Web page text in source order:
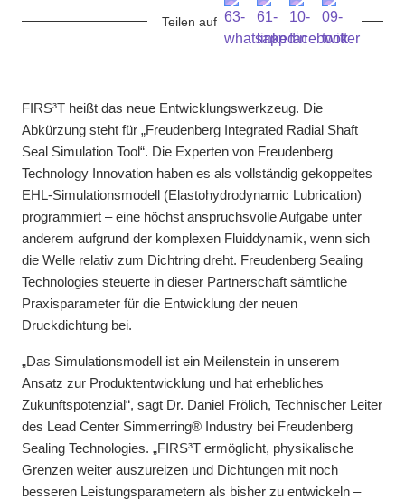
Teilen auf
FIRS³T heißt das neue Entwicklungswerkzeug. Die
Abkürzung steht für „Freudenberg Integrated Radial Shaft
Seal Simulation Tool“. Die Experten von Freudenberg
Technology Innovation haben es als vollständig gekoppeltes
EHL-Simulationsmodell (Elastohydrodynamic Lubrication)
programmiert – eine höchst anspruchsvolle Aufgabe unter
anderem aufgrund der komplexen Fluiddynamik, wenn sich
die Welle relativ zum Dichtring dreht. Freudenberg Sealing
Technologies steuerte in dieser Partnerschaft sämtliche
Praxisparameter für die Entwicklung der neuen
Druckdichtung bei.
„Das Simulationsmodell ist ein Meilenstein in unserem
Ansatz zur Produktentwicklung und hat erhebliches
Zukunftspotenzial“, sagt Dr. Daniel Frölich, Technischer Leiter
des Lead Center Simmerring® Industry bei Freudenberg
Sealing Technologies. „FIRS³T ermöglicht, physikalische
Grenzen weiter auszureizen und Dichtungen mit noch
besseren Leistungsparametern als bisher zu entwickeln –